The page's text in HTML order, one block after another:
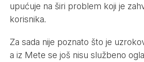
upućuje na širi problem koji je
korisnika.
Za sada nije poznato što je
a iz Mete se još nisu službeno